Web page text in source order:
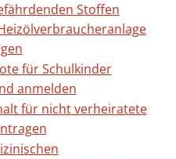
Stoffen
für Schulkinder
anmelden
für nicht verheiratete